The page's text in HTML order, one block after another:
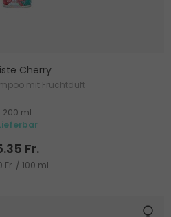
Cherry
mit Fruchtduft
200 ml
Fr.
Fr. / 100 ml